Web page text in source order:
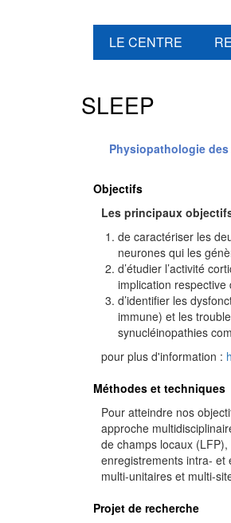
LE CENTRE
SLEEP
Physiopathologie
Objectifs
Les principaux
de caractériser les
neurones qui les
d’étudier l’activité
implication respective
d’identifier les
immune) et les
synucléinopathies
pour plus d'information :
Méthodes et techniques
Pour atteindre nos
approche
de champs locaux
enregistrements intra- et
multi-unitaires et multi-
Projet de recherche